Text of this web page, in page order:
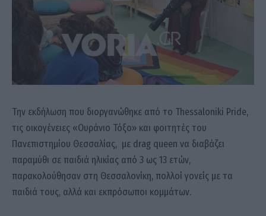
Την εκδήλωση που διοργανώθηκε από το Thessaloniki Pride,
τις οικογένειες «Ουράνιο Τόξο» και φοιτητές του
Πανεπιστημίου Θεσσαλίας, με drag queen να διαβάζει
παραμύθι σε παιδιά ηλικίας από 3 ως 13 ετών,
παρακολούθησαν στη Θεσσαλονίκη, πολλοί γονείς με τα
παιδιά τους, αλλά και εκπρόσωποι κομμάτων.